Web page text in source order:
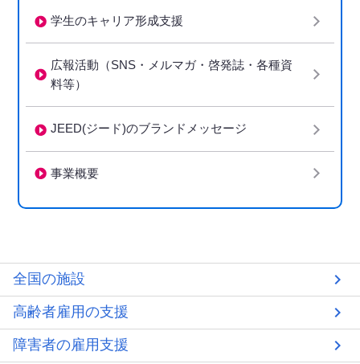
学生のキャリア形成支援
広報活動（SNS・メルマガ・啓発誌・各種資
料等）
JEED(ジード)のブランドメッセージ
事業概要
全国の施設
高齢者雇用の支援
障害者の雇用支援